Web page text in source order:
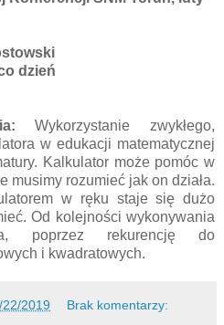
dzień
Wykorzystanie zwykłego,
w edukacji matematycznej
Kalkulator może pomóc w
musimy rozumieć jak on działa.
w ręku staje się dużo
Od kolejności wykonywania
poprzez rekurencję do
i kwadratowych.
22/2019 Brak komentarzy: